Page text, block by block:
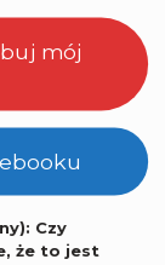
mój
Czy
że to jest